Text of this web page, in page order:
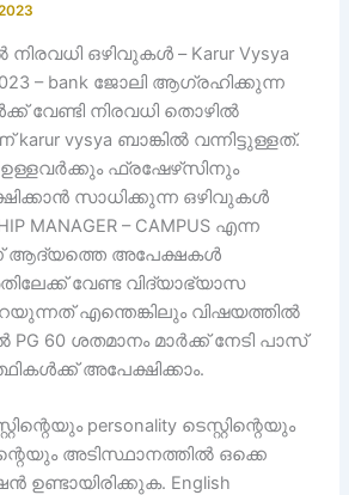
നിരവധി ഒഴിവുകൾ – Karur Vysya
2023 – bank ജോലി ആഗ്രഹിക്കുന്ന
വേണ്ടി നിരവധി തൊഴിൽ
vysya ബാങ്കിൽ വന്നിട്ടുള്ളത്.
ഫ്രഷേഴ്‌സിനും
സാധിക്കുന്ന ഒഴിവുകൾ
MANAGER – CAMPUS എന്ന
ആദ്യത്തെ അപേക്ഷകൾ
വേണ്ട വിദ്യാഭ്യാസ
എന്തെങ്കിലും വിഷയത്തിൽ
PG 60 ശതമാനം മാർക്ക് നേടി പാസ്
അപേക്ഷിക്കാം.
personality ടെസ്റ്റിന്റെയും
ന്റെയും അടിസ്ഥാനത്തിൽ ഒക്കെ
ഉണ്ടായിരിക്കുക. English